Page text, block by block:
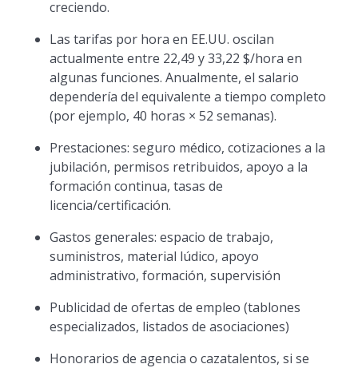
creciendo.
Las tarifas por hora en EE.UU. oscilan
actualmente entre 22,49 y 33,22 $/hora en
algunas funciones. Anualmente, el salario
dependería del equivalente a tiempo completo
(por ejemplo, 40 horas × 52 semanas).
Prestaciones: seguro médico, cotizaciones a la
jubilación, permisos retribuidos, apoyo a la
formación continua, tasas de
licencia/certificación.
Gastos generales: espacio de trabajo,
suministros, material lúdico, apoyo
administrativo, formación, supervisión
Publicidad de ofertas de empleo (tablones
especializados, listados de asociaciones)
Honorarios de agencia o cazatalentos, si se